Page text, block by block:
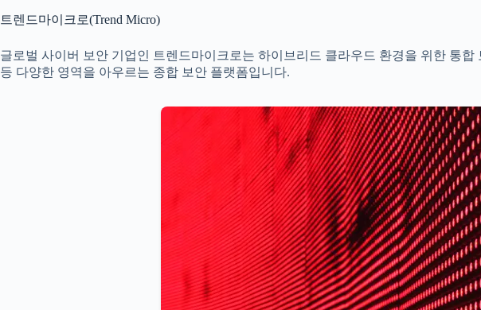
트렌드마이크로(Trend Micro)
글로벌 사이버 보안 기업인 트렌드마이크로는 하이브리드 클라우드 환경을 위한 통
등 다양한 영역을 아우르는 종합 보안 플랫폼입니다.